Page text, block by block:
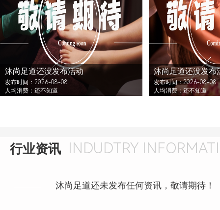
沐尚足道还没发布活动
发布时间：2026-08-08
人均消费：还不知道
沐尚足道还没发布
发布时间：2026-08-08
人均消费：还不知道
行业资讯 INDUDTRY
沐尚足道还未发布任何资讯，敬请期待！